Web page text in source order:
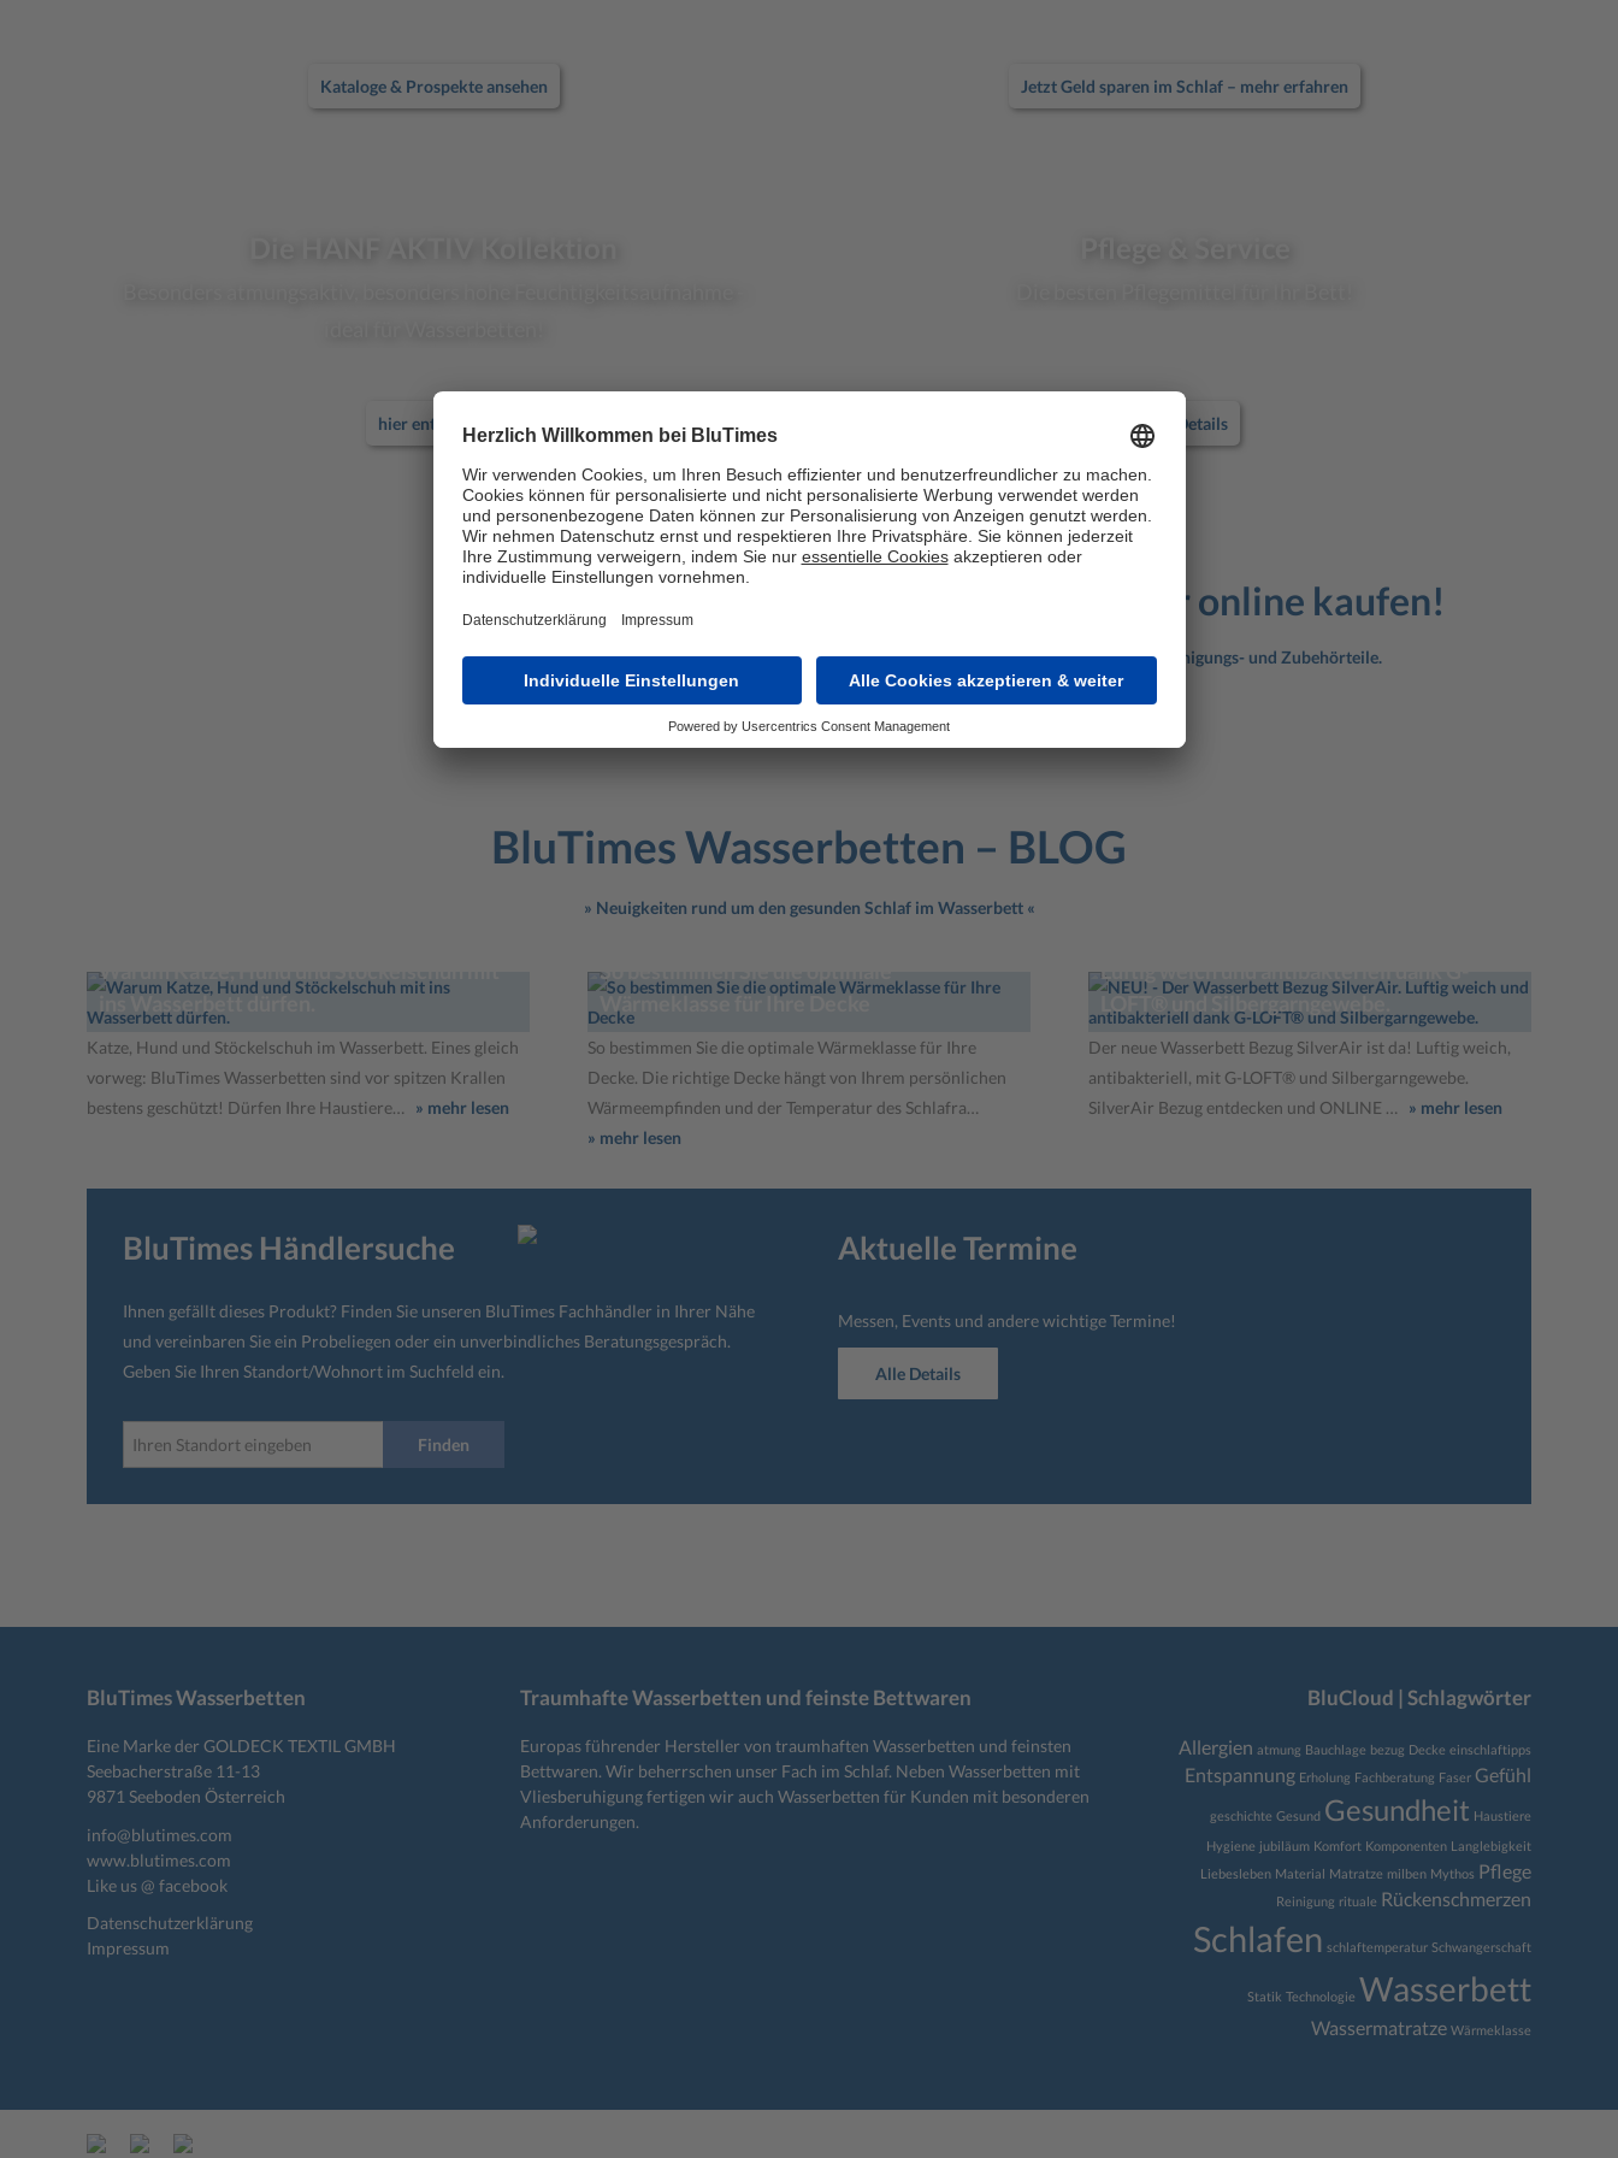
Kataloge & Prospekte ansehen Jetzt Geld sparen im Schlaf – mehr erfahren
hier entdecken Alle Details
Wasserbett Zubehör online kaufen!
Konditionierer, hochwertige Pflegeartikel, Reinigungs- und Zubehörteile.
www.blutimes-shop.at
BluTimes Wasserbetten – BLOG
» Neuigkeiten rund um den gesunden Schlaf im Wasserbett «
Warum Katze, Hund und Stöckelschuh mit
ins Wasserbett dürfen.
Katze, Hund und Stöckelschuh im Wasserbett. Eines gleich
vorweg: BluTimes Wasserbetten sind vor spitzen Krallen
bestens geschützt! Dürfen Ihre Haustiere… » mehr lesen
So bestimmen Sie die optimale
Wärmeklasse für Ihre Decke
So bestimmen Sie die optimale Wärmeklasse für Ihre
Decke. Die richtige Decke hängt von Ihrem persönlichen
Wärmeempfinden und der Temperatur des Schlafra…
» mehr lesen
Luftig weich und antibakteriell dank G-
LOFT® und Silbergarngewebe.
Der neue Wasserbett Bezug SilverAir ist da! Luftig weich,
antibakteriell, mit G-LOFT® und Silbergarngewebe.
SilverAir Bezug entdecken und ONLINE … » mehr lesen
BluTimes Händlersuche
Ihnen gefällt dieses Produkt? Finden Sie unseren BluTimes Fachhändler in Ihrer Nähe
und vereinbaren Sie ein Probeliegen oder ein unverbindliches Beratungsgespräch.
Geben Sie Ihren Standort/Wohnort im Suchfeld ein.
Aktuelle Termine
Messen, Events und andere wichtige Termine!
Alle Details
BluTimes Wasserbetten
Eine Marke der GOLDECK TEXTIL GMBH
Seebacherstraße 11-13
9871 Seeboden Österreich
info@blutimes.com
www.blutimes.com
Like us @ facebook
Datenschutzerklärung
Impressum
Traumhafte Wasserbetten und feinste Bettwaren
Europas führender Hersteller von traumhaften Wasserbetten und feinsten
Bettwaren. Wir beherrschen unser Fach im Schlaf. Neben Wasserbetten mit
Vliesberuhigung fertigen wir auch Wasserbetten für Kunden mit besonderen
Anforderungen.
BluCloud | Schlagwörter
Allergien atmung Bauchlage bezug Decke einschlaftipps
Entspannung Erholung Fachberatung Faser Gefühl
geschichte Gesund Gesundheit Haustiere
Hygiene jubiläum Komfort Komponenten Langlebigkeit
Liebesleben Material Matratze milben Mythos Pflege
Reinigung rituale Rückenschmerzen
Schlafen schlaftemperatur Schwangerschaft
Statik Technologie Wasserbett
Wassermatratze Wärmeklasse